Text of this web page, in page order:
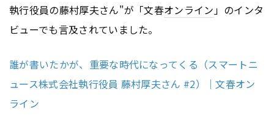
執行役員の藤村厚夫さん"が「文春オンライン 」のインタ
ビューでも言及されていました。
誰が書いたかが、重要な時代になってくる（スマートニ
ュース株式会社執行役員 藤村厚夫さん #2）｜文春オン
ライン